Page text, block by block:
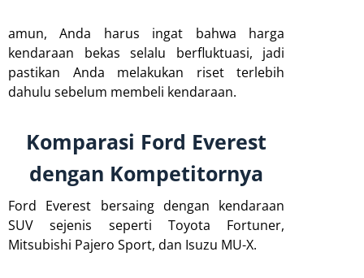
amun, Anda harus ingat bahwa harga
kendaraan bekas selalu berfluktuasi, jadi
pastikan Anda melakukan riset terlebih
dahulu sebelum membeli kendaraan.
Komparasi Ford Everest
dengan Kompetitornya
Ford Everest bersaing dengan kendaraan
SUV sejenis seperti Toyota Fortuner,
Mitsubishi Pajero Sport, dan Isuzu MU-X.